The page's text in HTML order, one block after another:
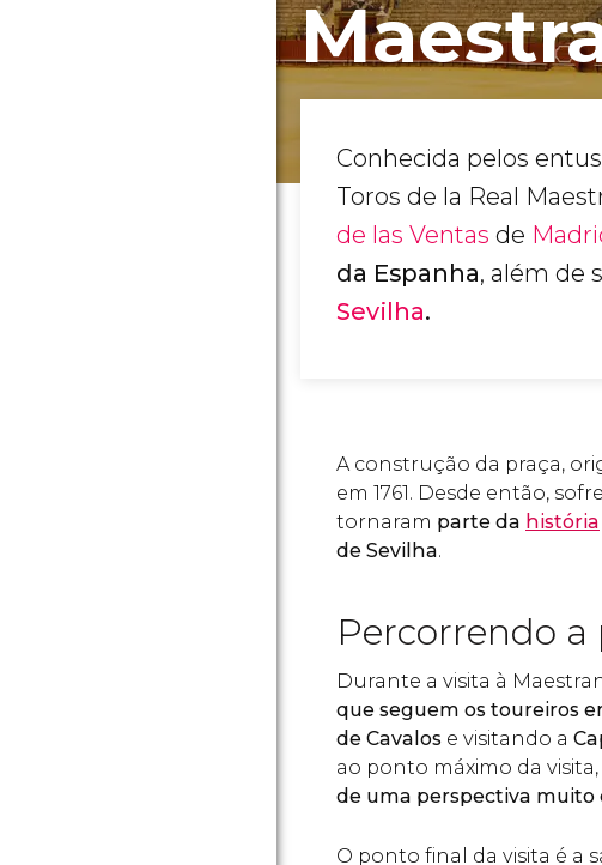
Conhecida pelos
Toros de la Real
de las Ventas de
da Espanha, além de
Sevilha.
A construção da praça,
em 1761. Desde então,
tornaram parte da história
de Sevilha.
Percorrendo a
Durante a visita à
que seguem os toureiros
de Cavalos e visitando a
ao ponto máximo da
de uma perspectiva muito
O ponto final da visita é a